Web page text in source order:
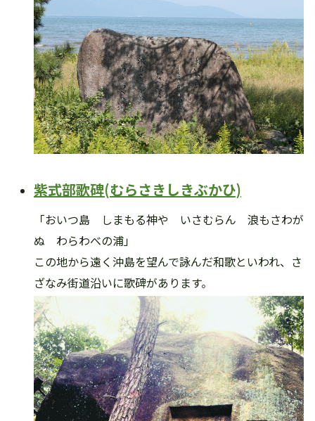
紫式部歌碑(むらさきしきぶかひ)
「おいつ島 しまもる神や いさむらん 浪もさわが
ぬ わらわべの浦」
この地から遠く沖島を望んで詠んだ和歌といわれ、さ
ざなみ街道沿いに歌碑があります。